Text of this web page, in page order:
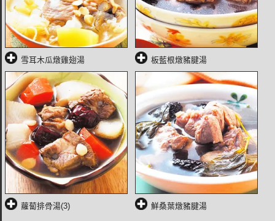
雪耳木瓜燉雞翅湯 板藍根燉豬腱湯
蘿蔔排骨湯(3) 鮮桑葉燉豬腱湯